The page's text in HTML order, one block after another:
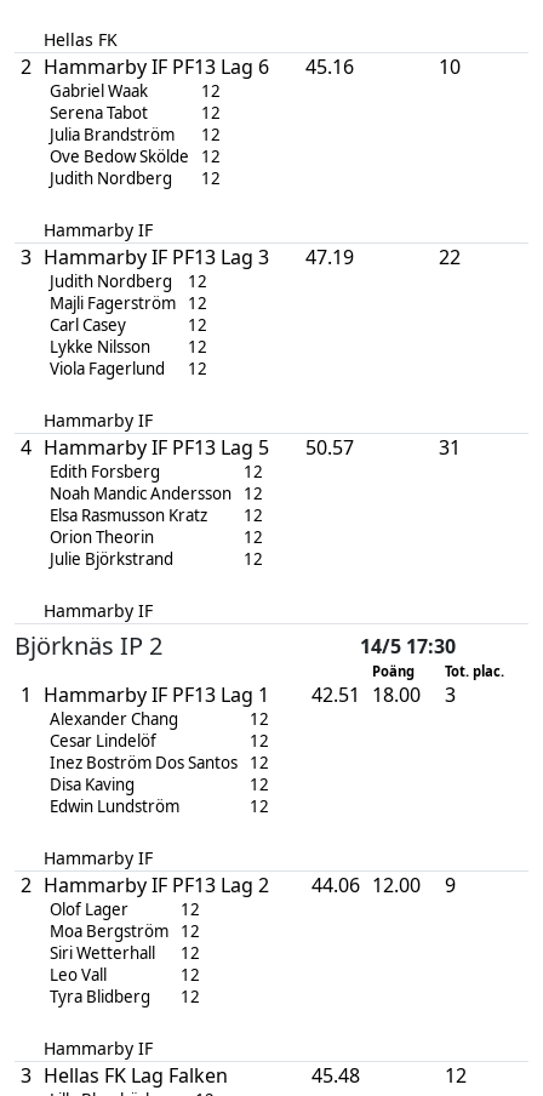
Hellas FK
2 Hammarby IF PF13 Lag 6
Gabriel Waak
12
Serena Tabot
12
Julia Brandström
12
Ove Bedow Skölde
12
Judith Nordberg
12
Hammarby IF
45.16 10
3 Hammarby IF PF13 Lag 3
Judith Nordberg
12
Majli Fagerström
12
Carl Casey
12
Lykke Nilsson
12
Viola Fagerlund
12
Hammarby IF
47.19 22
4 Hammarby IF PF13 Lag 5
Edith Forsberg
12
Noah Mandic Andersson
12
Elsa Rasmusson Kratz
12
Orion Theorin
12
Julie Björkstrand
12
Hammarby IF
50.57 31
Björknäs IP 2 14/5 17:30
Poäng Tot. plac.
1 Hammarby IF PF13 Lag 1
Alexander Chang
12
Cesar Lindelöf
12
Inez Boström Dos Santos
12
Disa Kaving
12
Edwin Lundström
12
Hammarby IF
42.51 18.00 3
2 Hammarby IF PF13 Lag 2
Olof Lager
12
Moa Bergström
12
Siri Wetterhall
12
Leo Vall
12
Tyra Blidberg
12
Hammarby IF
44.06 12.00 9
3 Hellas FK Lag Falken 45.48 12